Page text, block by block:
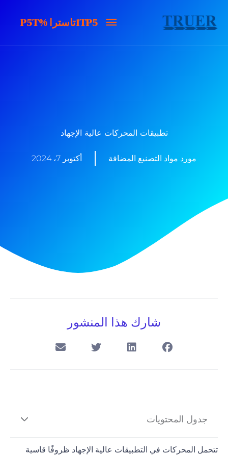
1TP5تاسترا1TP5تاسترا %P5T
تطبيقات المحركات عالية الإجهاد
مورد مواد التصنيع المضافة أكتوبر 7، 2024
شارك هذا المنشور
جدول المحتويات
تتحمل المحركات في التطبيقات عالية الإجهاد ظروفًا قاسية